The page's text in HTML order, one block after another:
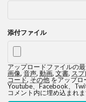
添付ファイル
アップロードファイルの最
画像, 音声, 動画, 文書, ス
コード,その他をアップロ
Youtube、Facebook、
コメント内に埋め込まれま